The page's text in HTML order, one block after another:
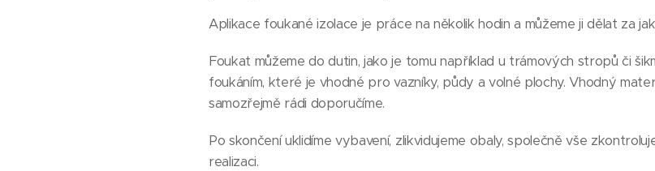
Aplikace foukané izolace je práce na několik hodin a můžeme ji dělat za
Foukat můžeme do dutin, jako je tomu například u trámových stropů či
foukáním, které je vhodné pro vazníky, půdy a volné plochy. Vhodný
samozřejmě rádi doporučíme.
Po skončení uklidíme vybavení, zlikvidujeme obaly, společně vše
realizaci.